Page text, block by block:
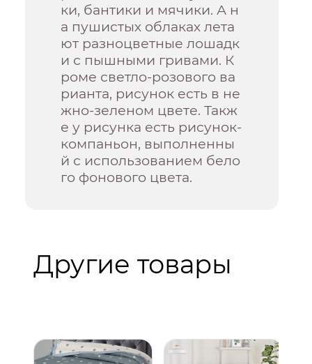
ки, бантики и мячики. А н
а пушистых облаках лета
ют разноцветные лошадк
и с пышными гривами. К
роме светло-розового ва
рианта, рисунок есть в не
жно-зеленом цвете. Такж
е у рисунка есть рисунок-
компаньон, выполненны
й с использованием бело
го фонового цвета.
Другие товары